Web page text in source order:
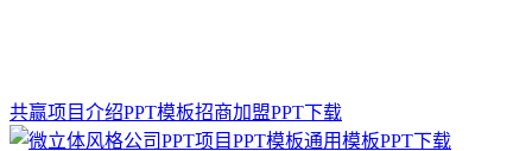
共赢项目介绍PPT模板招商加盟PPT下载